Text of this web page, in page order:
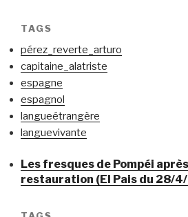
TAGS
pérez_reverte_arturo
capitaine_alatriste
espagne
espagnol
langueétrangère
languevivante
Les fresques de Pompéi
restauration (El Pais du 28/